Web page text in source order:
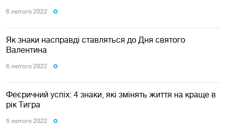
6 лютого 2022
Як знаки насправді ставляться до Дня святого
Валентина
6 лютого 2022
Феєричний успіх: 4 знаки, які змінять життя на краще в
рік Тигра
5 лютого 2022